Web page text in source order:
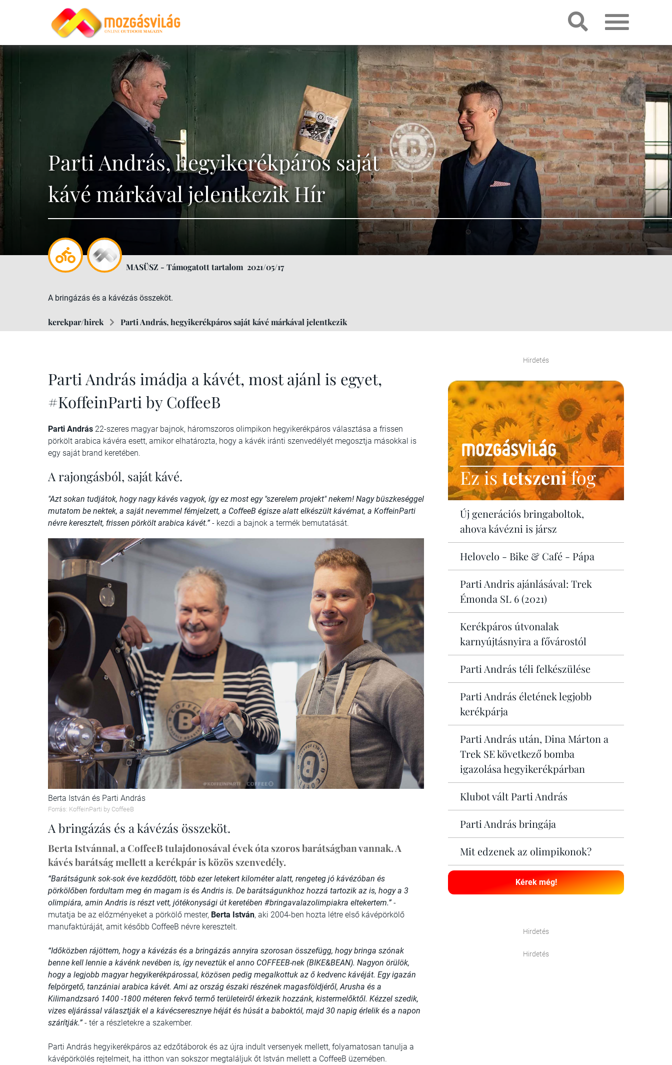
Parti András, hegyikerékpáros saját
kávé márkával jelentkezik Hír
MASÜSZ - Támogatott tartalom 2021/05/17
A bringázás és a kávézás összeköt.
kerekpar/hirek Parti András, hegyikerékpáros saját kávé márkával jelentkezik
Parti András imádja a kávét, most ajánl is egyet,
#KoffeinParti by CoffeeB
Parti András 22-szeres magyar bajnok, háromszoros olimpikon hegyikerékpáros választása a frissen
pörkölt arabica kávéra esett, amikor elhatározta, hogy a kávék iránti szenvedélyét megosztja másokkal is
egy saját brand keretében.
A rajongásból, saját kávé.
"Azt sokan tudjátok, hogy nagy kávés vagyok, így ez most egy "szerelem projekt" nekem! Nagy büszkeséggel
mutatom be nektek, a saját nevemmel fémjelzett, a CoffeeB égisze alatt elkészült kávémat, a KoffeinParti
névre keresztelt, frissen pörkölt arabica kávét.” - kezdi a bajnok a termék bemutatását.
Berta István és Parti András
Forrás: KoffeinParti by CoffeeB
A bringázás és a kávézás összeköt.
Berta Istvánnal, a CoffeeB tulajdonosával évek óta szoros barátságban vannak. A
kávés barátság mellett a kerékpár is közös szenvedély.
“Barátságunk sok-sok éve kezdődött, több ezer letekert kilométer alatt, rengeteg jó kávézóban és
pörkölőben fordultam meg én magam is és Andris is. De barátságunkhoz hozzá tartozik az is, hogy a 3
olimpiára, amin Andris is részt vett, jótékonysági út keretében #bringavalazolimpiakra eltekertem.” -
mutatja be az előzményeket a pörkölő mester, Berta István, aki 2004-ben hozta létre első kávépörkölő
manufaktúráját, amit később CoffeeB névre keresztelt.
“Időközben rájöttem, hogy a kávézás és a bringázás annyira szorosan összefügg, hogy bringa szónak
benne kell lennie a kávénk nevében is, így neveztük el anno COFFEEB-nek (BIKE&BEAN). Nagyon örülök,
hogy a legjobb magyar hegyikerékpárossal, közösen pedig megalkottuk az ő kedvenc kávéját. Egy igazán
felpörgető, tanzániai arabica kávét. Ami az ország északi részének magasföldjéről, Arusha és a
Kilimandzsaró 1400 -1800 méteren fekvő termő területeiről érkezik hozzánk, kistermelőktől. Kézzel szedik,
vizes eljárással választják el a kávécseresznye héját és húsát a baboktól, majd 30 napig érlelik és a napon
szárítják.” - tér a részletekre a szakember.
Parti András hegyikerékpáros az edzőtáborok és az újra indult versenyek mellett, folyamatosan tanulja a
kávépörkölés rejtelmeit, ha itthon van sokszor megtaláljuk őt István mellett a CoffeeB üzemében.
Hirdetés
Ez istetszenifog
Új generációs bringaboltok,
ahova kávézni is jársz
Helovelo - Bike & Café - Pápa
Parti Andris ajánlásával: Trek
Émonda SL 6 (2021)
Kerékpáros útvonalak
karnyújtásnyira a fővárostól
Parti András téli felkészülése
Parti András életének legjobb
kerékpárja
Parti András után, Dina Márton a
Trek SE következő bomba
igazolása hegyikerékpárban
Klubot vált Parti András
Parti András bringája
Mit edzenek az olimpikonok?
Kérek még!
Hirdetés
Hirdetés